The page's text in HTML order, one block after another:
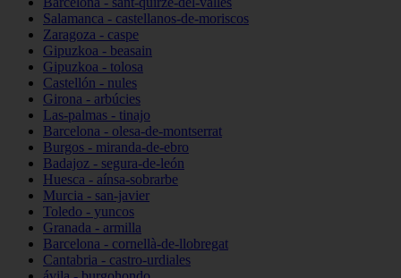
Salamanca - castellanos-de-moriscos
Zaragoza - caspe
Gipuzkoa - beasain
Gipuzkoa - tolosa
Castellón - nules
Girona - arbúcies
Las-palmas - tinajo
Barcelona - olesa-de-montserrat
Burgos - miranda-de-ebro
Badajoz - segura-de-león
Huesca - aínsa-sobrarbe
Murcia - san-javier
Toledo - yuncos
Granada - armilla
Barcelona - cornellà-de-llobregat
Cantabria - castro-urdiales